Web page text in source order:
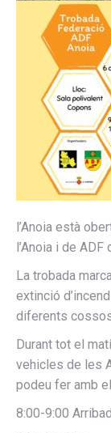
l’Anoia està
l’Anoia i de
La trobada
extinció
diferents
Durant tot el
vehicles de les
podeu fer amb
8:00-9:00